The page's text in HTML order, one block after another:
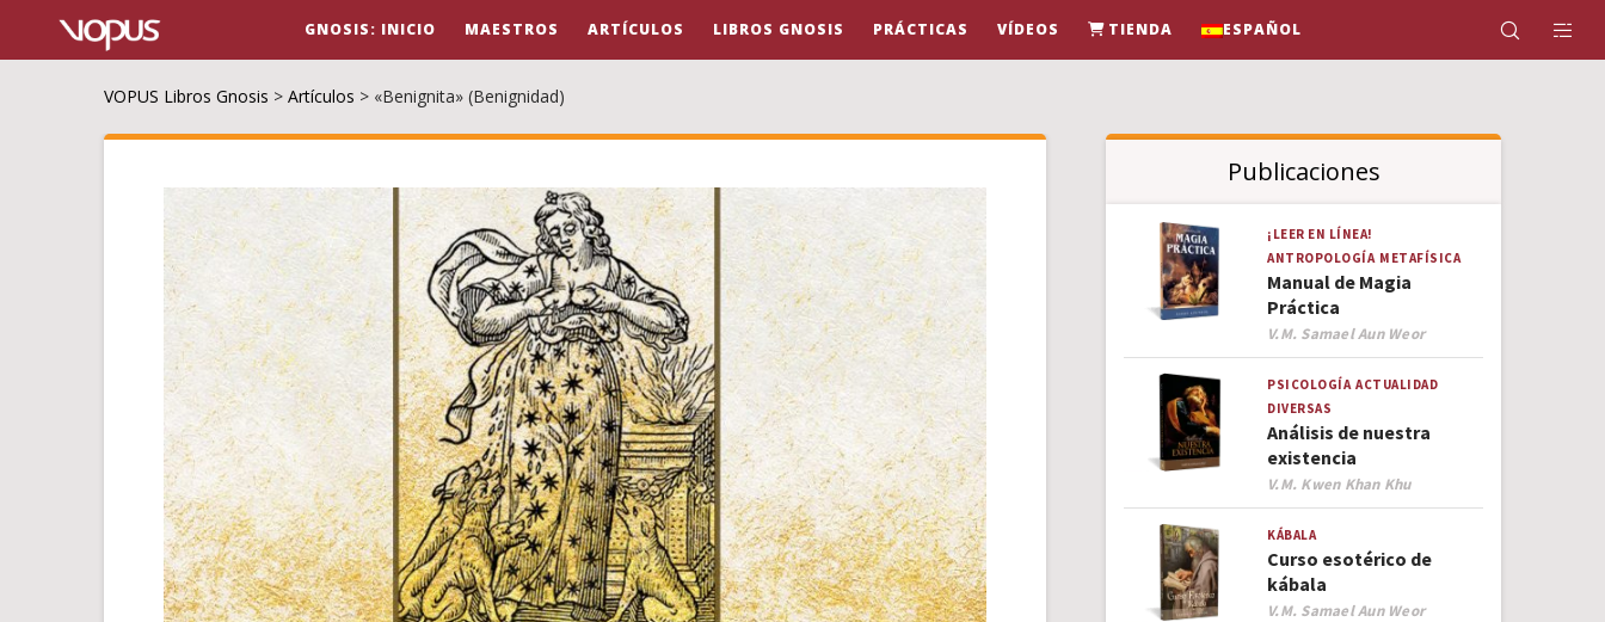
GNOSIS: INICIO MAESTROS ARTÍCULOS LIBROS GNOSIS PRÁCTICAS VÍDEOS TIENDA ESPAÑOL
VOPUS Libros Gnosis > Artículos > «Benignita» (Benignidad)
Publicaciones
¡LEER EN LÍNEA!
ANTROPOLOGÍA METAFÍSICA
Manual de Magia
Práctica
Author
V.M. Samael Aun Weor
PSICOLOGÍA ACTUALIDAD
DIVERSAS
Análisis de nuestra
existencia
Author
V.M. Kwen Khan Khu
KÁBALA
Curso esotérico de
kábala
Author
V.M. Samael Aun Weor